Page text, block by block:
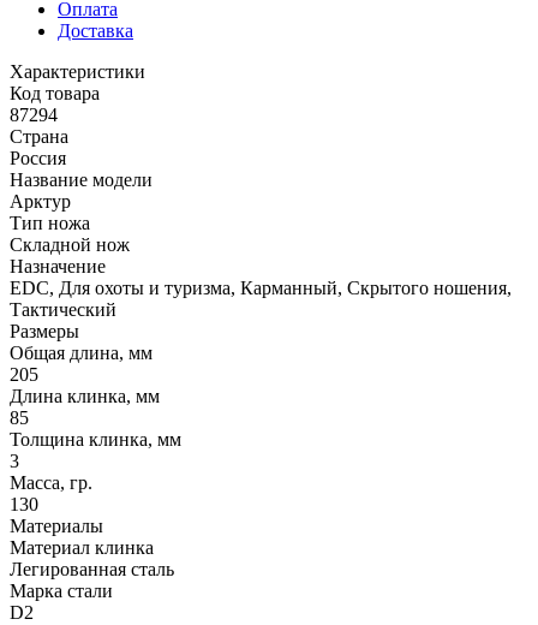
Оплата
Доставка
Характеристики
Код товара
87294
Страна
Россия
Название модели
Арктур
Тип ножа
Складной нож
Назначение
EDC, Для охоты и туризма, Карманный, Скрытого ношения,
Тактический
Размеры
Общая длина, мм
205
Длина клинка, мм
85
Толщина клинка, мм
3
Масса, гр.
130
Материалы
Материал клинка
Легированная сталь
Марка стали
D2